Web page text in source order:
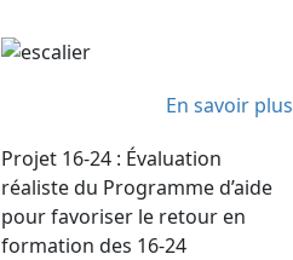
En savoir plus
Projet 16-24 : Évaluation
réaliste du Programme d’aide
pour favoriser le retour en
formation des 16-24